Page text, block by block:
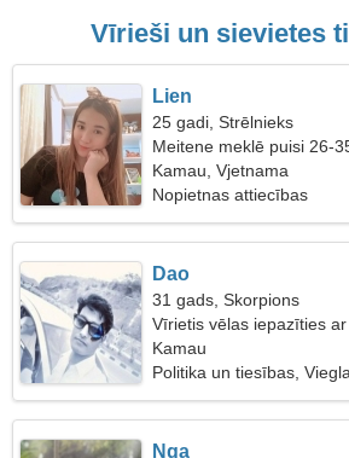
Vīrieši un sievietes
Lien
25 gadi, Strēlnieks
Meitene meklē puisi 26-
Kamau, Vjetnama
Nopietnas attiecības
Dao
31 gads, Skorpions
Vīrietis vēlas iepazīties
Kamau
Politika un tiesības,
Nga